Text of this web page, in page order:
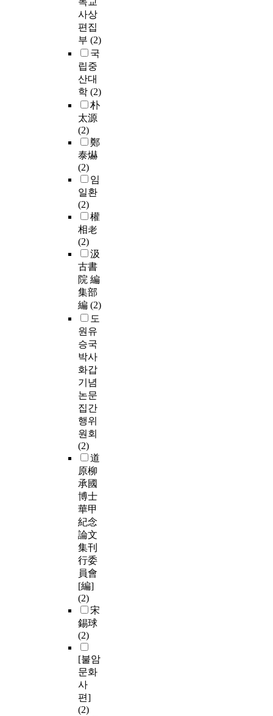
사상
편집
부 (2)
국
립중
산대
학 (2)
朴
太源
(2)
鄭
泰爀
(2)
임
일환
(2)
權
相老
(2)
汲
古書
院 編
集部
編 (2)
도
원유
승국
박사
화갑
기념
논문
집간
행위
원회
(2)
道
原柳
承國
博士
華甲
紀念
論文
集刊
行委
員會
[編]
(2)
宋
錫球
(2)
[불암
문화
사
편]
(2)